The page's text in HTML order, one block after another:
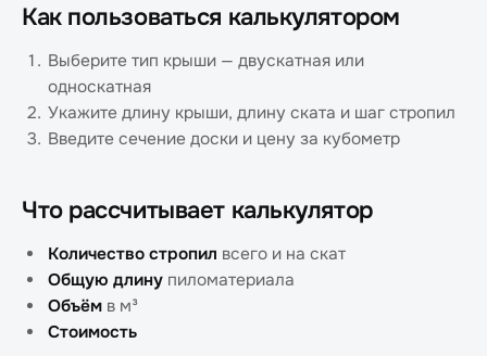
Как пользоваться калькулятором
Выберите тип крыши — двускатная или
односкатная
Укажите длину крыши, длину ската и шаг стропил
Введите сечение доски и цену за кубометр
Что рассчитывает калькулятор
Количество стропил всего и на скат
Общую длину пиломатериала
Объём в м³
Стоимость